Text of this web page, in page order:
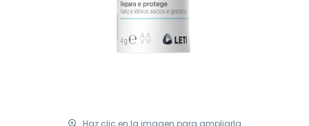
Haz clic en la imagen para ampliarla